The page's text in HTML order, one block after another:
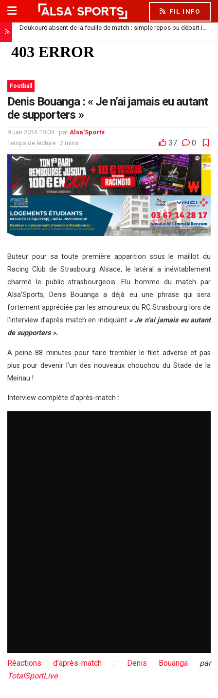
FIL INFO
Doukouré absent de la feuille de match : simple repos ou départ imminent ?
Football
Denis Bouanga : « Je n’ai jamais eu autant
de supporters »
9 Jan 2016 10:04 par Alsa'Sports
Temps de lecture : 2 mins
37 0
Buteur pour sa toute première apparition sous le maillot du
Racing Club de Strasbourg Alsace, le latéral a inévitablement
charmé le public strasbourgeois. Elu homme du match par
Alsa’Sports, Denis Bouanga a déjà eu une phrase qui sera
fortement appréciée par les amoureux du RC Strasbourg lors de
l’interview d’après match en indiquant « Je n’ai jamais eu autant
de supporters ».
A peine 88 minutes pour faire trembler le filet adverse et pas
plus pour devenir l’un des nouveaux chouchou du Stade de la
Meinau !
Interview complète d’après-match :
Réactions d’après-match : Denis Bouanga
par
TotalSportLive